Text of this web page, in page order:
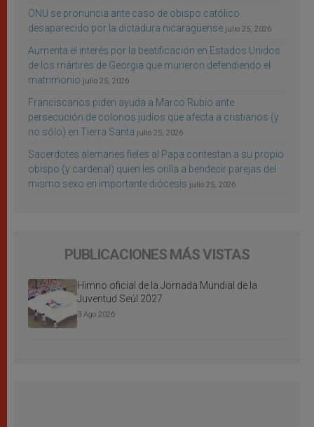
ONU se pronuncia ante caso de obispo católico
desaparecido por la dictadura nicaragüense julio 25, 2026
Aumenta el interés por la beatificación en Estados Unidos
de los mártires de Georgia que murieron defendiendo el
matrimonio julio 25, 2026
Franciscanos piden ayuda a Marco Rubio ante
persecución de colonos judíos que afecta a cristianos (y
no sólo) en Tierra Santa julio 25, 2026
Sacerdotes alemanes fieles al Papa contestan a su propio
obispo (y cardenal) quien les orilla a bendecir parejas del
mismo sexo en importante diócesis julio 25, 2026
PUBLICACIONES MÁS VISTAS
Himno oficial de la Jornada Mundial de la
Juventud Seúl 2027
3 Ago 2026